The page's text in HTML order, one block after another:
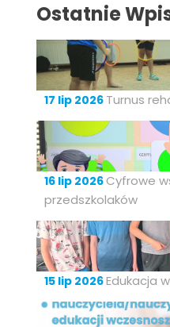
Ostatnie
17 lip 2026 Turnus
16 lip 2026 Cyfrowe
przedszkolaków
15 lip 2026Edukacja